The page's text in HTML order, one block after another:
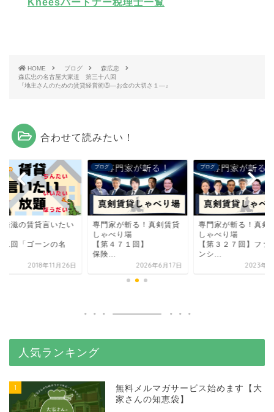
HOME ブログ
森広忠
森広忠の名古屋大家道 第三十八回
『地主さんのための賃貸経営術⑤―お金の大切さ１―』
合わせて読みたい！
浩滋の賃貸言いたい
二回「ゴーンの名
2018年11月26日
ブログ
専門家が斬る！真剣賃貸
しゃべり場
【第４７１回】
保険...
2026年6月17日
ブログ
専門家が斬る！真剣
しゃべり場
【第３２７回】ファ
ンシ...
2023年6
人気ランキング
1
無料メルマガサービス始めます【大
家さんの知恵袋】